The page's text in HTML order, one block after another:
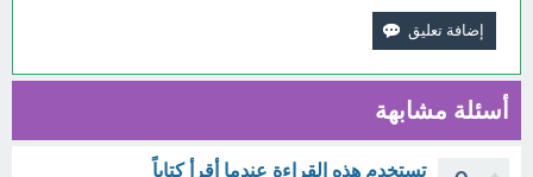
أسئلة مشابهة
تستخدم هذه القراءة عندما أقرأ كتاباً